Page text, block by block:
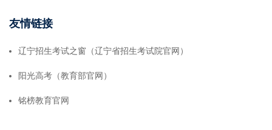
友情链接
辽宁招生考试之窗（辽宁省招生考试院官网）
阳光高考（教育部官网）
铭榜教育官网